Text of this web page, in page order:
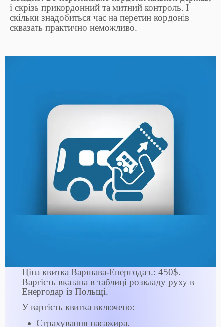
і скрізь прикордонний та митний контроль. І
скільки знадобиться час на перетин кордонів
сквазать практично неможливо.
Ціна квитка Варшава-Енергодар.: 450$.
Вартість вказана в таблиці розкладу руху в
Енергодар із Польщі.
У вартість квитка включено:
Страхування пасажира.